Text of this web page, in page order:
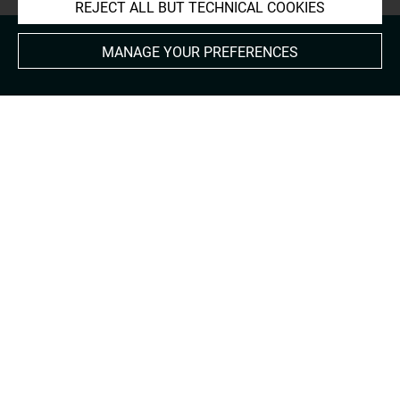
REJECT ALL BUT TECHNICAL COOKIES
MANAGE YOUR PREFERENCES